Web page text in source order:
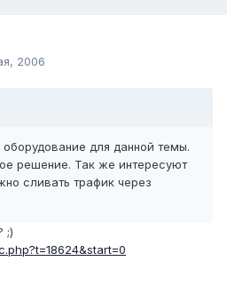
2006
для данной темы.
решение. Так же интересуют
сливать трафик через
;)